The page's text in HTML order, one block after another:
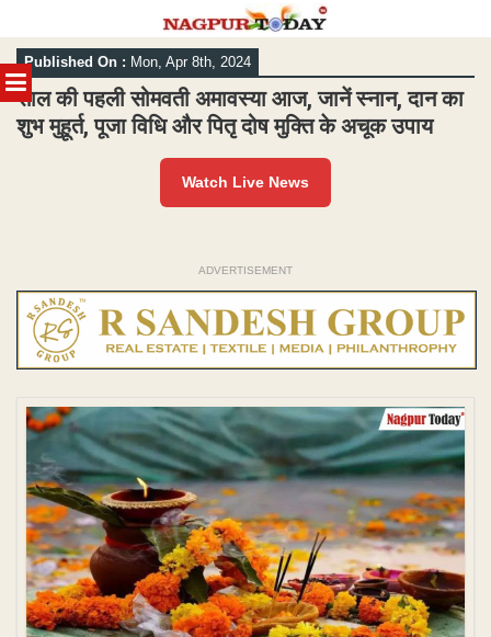
MENU
Skip
to
content
Published On : Mon, Apr 8th, 2024
साल की पहली सोमवती अमावस्या आज, जानें स्नान, दान का
शुभ मुहूर्त, पूजा विधि और पितृ दोष मुक्ति के अचूक उपाय
Watch Live News
ADVERTISEMENT